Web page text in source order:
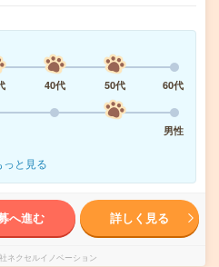
40代 50代
60代
男性
っと見る
へ進む 詳しく見る
ネクセルイノベーション